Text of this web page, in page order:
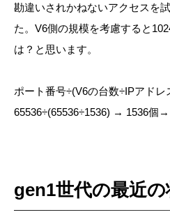
勘違いされかねないアクセスを
た。V6側の規模を考慮すると
は？と思います。
ポート番号÷(V6の台数÷IPアド
65536÷(65536÷1536) → 1536個
gen1世代の最近の